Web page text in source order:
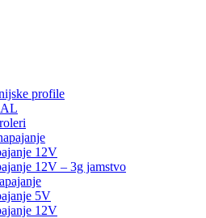
profile
12V
12V – 3g jamstvo
5V
12V